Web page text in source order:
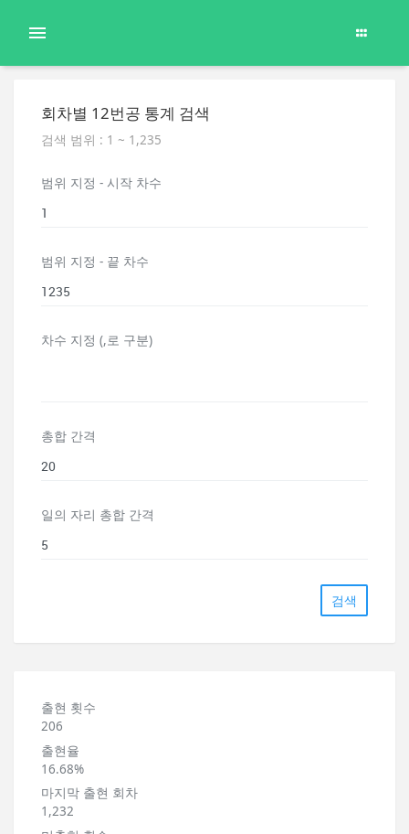
회차별 12번공 통계 검색
검색 범위 : 1 ~ 1,235
범위 지정 - 시작 차수
범위 지정 - 끝 차수
차수 지정 (,로 구분)
총합 간격
일의 자리 총합 간격
검색
출현 횟수
206
출현율
16.68%
마지막 출현 회차
1,232